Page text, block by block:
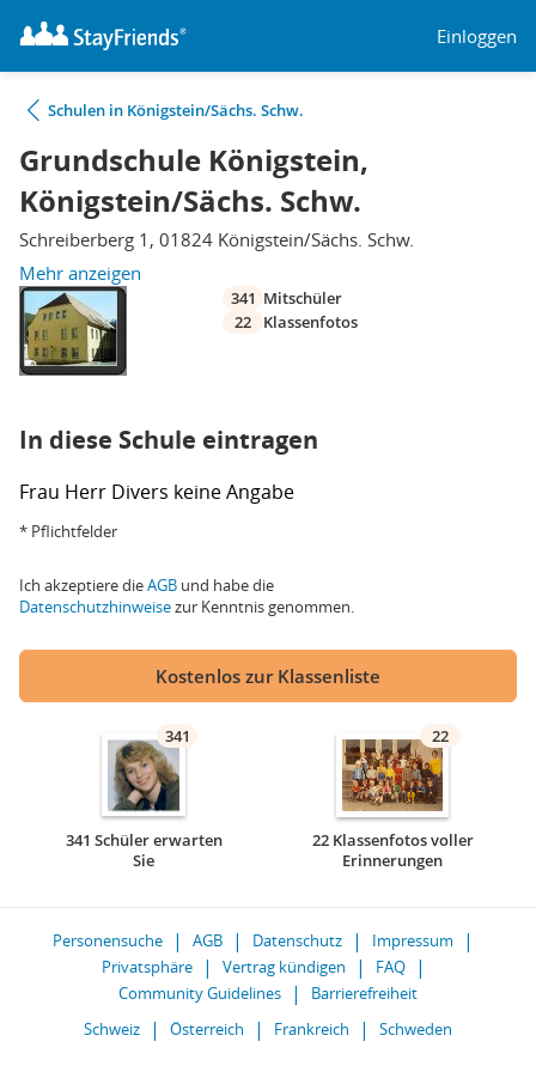
Einloggen
Schulen in Königstein/Sächs. Schw.
Grundschule Königstein,
Königstein/Sächs. Schw.
Schreiberberg 1, 01824 Königstein/Sächs. Schw.
Mehr anzeigen
341 Mitschüler
22
Klassenfotos
In diese Schule eintragen
Frau Herr Divers keine Angabe
* Pflichtfelder
Ich akzeptiere dieAGB und habe die
Datenschutzhinweisezur Kenntnis genommen.
Kostenlos zur Klassenliste
341
341 Schüler erwarten
Sie
22
22 Klassenfotos voller
Erinnerungen
Personensuche AGB Datenschutz
Impressum
Privatsphäre
Vertrag kündigen
FAQ
Community Guidelines
Barrierefreiheit
Schweiz
Österreich Frankreich Schweden